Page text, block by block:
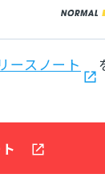
ースノート